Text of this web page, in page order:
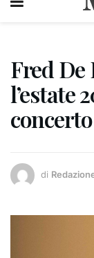
Fred De
l’estate
di